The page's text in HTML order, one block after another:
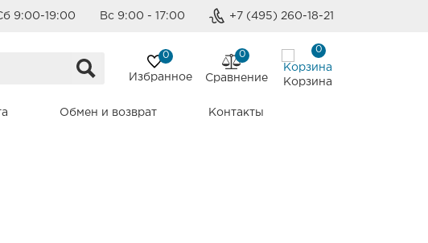
9:00-19:00 Вс 9:00 - 17:00 +7 (495) 260-18-21
0
Избранное
0
Сравнение
0
Корзина
Обмен и возврат Контакты